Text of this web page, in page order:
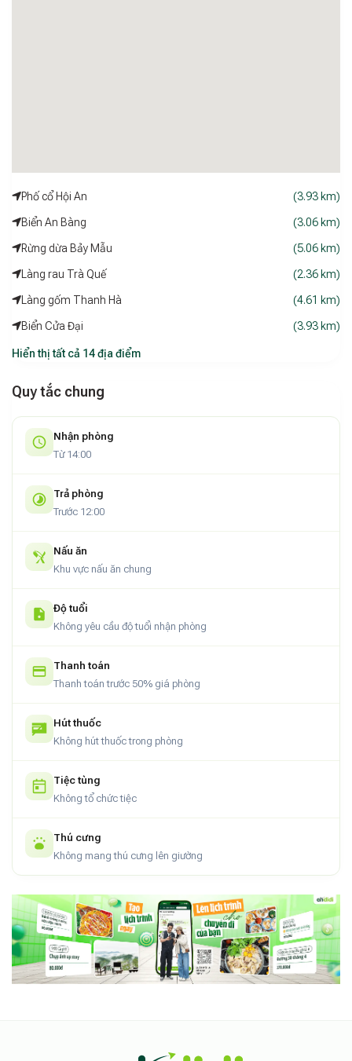
Phố cổ Hội An (3.93 km)
Biển An Bàng (3.06 km)
Rừng dừa Bảy Mẫu (5.06 km)
Làng rau Trà Quế (2.36 km)
Làng gốm Thanh Hà (4.61 km)
Biển Cửa Đại (3.93 km)
Hiển thị tất cả 14 địa điểm
Quy tắc chung
Nhận phòng
Từ 14:00
Trả phòng
Trước 12:00
Nấu ăn
Khu vực nấu ăn chung
Độ tuổi
Không yêu cầu độ tuổi nhận phòng
Thanh toán
Thanh toán trước 50% giá phòng
Hút thuốc
Không hút thuốc trong phòng
Tiệc tùng
Không tổ chức tiệc
Thú cưng
Không mang thú cưng lên giường